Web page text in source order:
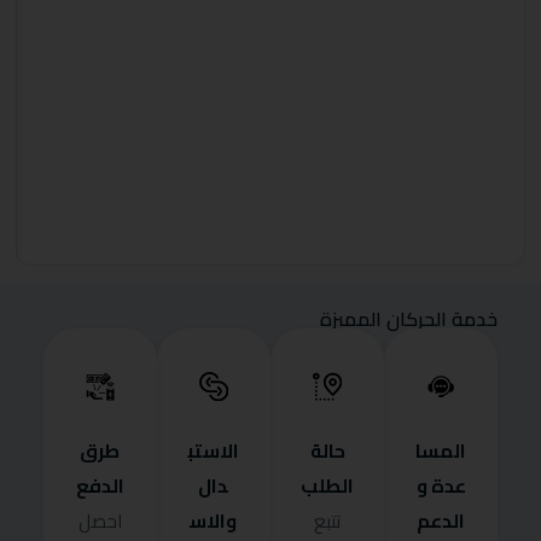
خدمة الحركان المميزة
المسا
عدة و
الدعم
حالة
الطلب
تتبع
الاستب
دال
والاس
طرق
الدفع
احصل